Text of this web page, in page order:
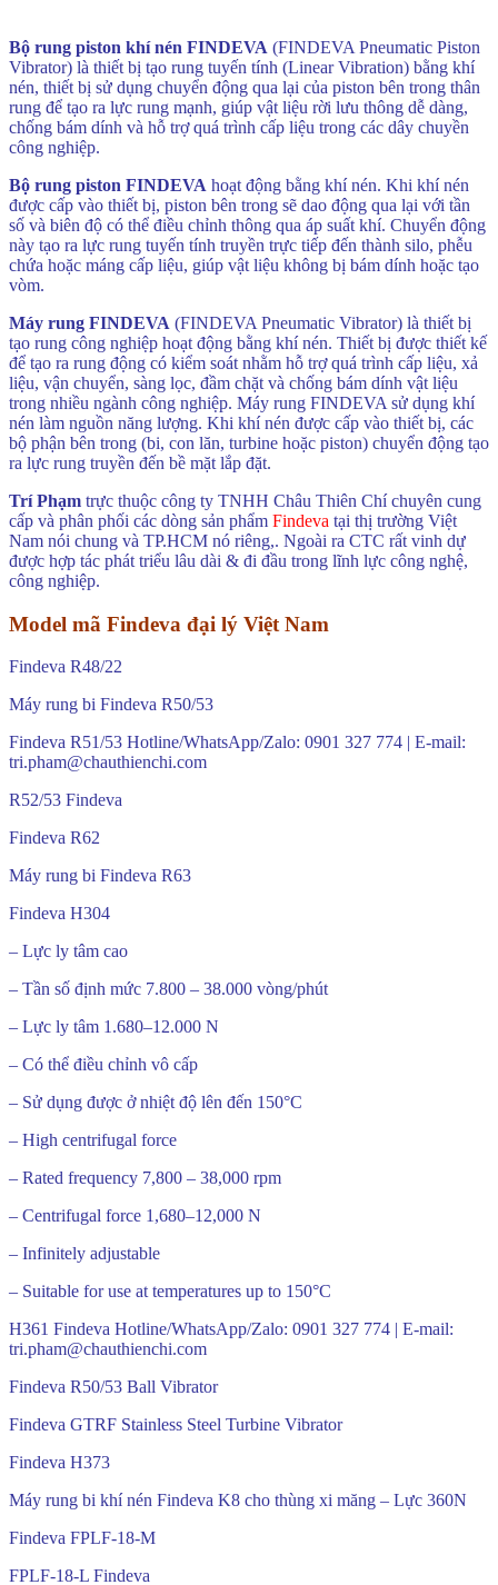
Bộ rung piston khí nén FINDEVA (FINDEVA Pneumatic Piston
Vibrator) là thiết bị tạo rung tuyến tính (Linear Vibration) bằng khí
nén, thiết bị sử dụng chuyển động qua lại của piston bên trong thân
rung để tạo ra lực rung mạnh, giúp vật liệu rời lưu thông dễ dàng,
chống bám dính và hỗ trợ quá trình cấp liệu trong các dây chuyền
công nghiệp.
Bộ rung piston FINDEVA hoạt động bằng khí nén. Khi khí nén
được cấp vào thiết bị, piston bên trong sẽ dao động qua lại với tần
số và biên độ có thể điều chỉnh thông qua áp suất khí. Chuyển động
này tạo ra lực rung tuyến tính truyền trực tiếp đến thành silo, phễu
chứa hoặc máng cấp liệu, giúp vật liệu không bị bám dính hoặc tạo
vòm.
Máy rung FINDEVA (FINDEVA Pneumatic Vibrator) là thiết bị
tạo rung công nghiệp hoạt động bằng khí nén. Thiết bị được thiết kế
để tạo ra rung động có kiểm soát nhằm hỗ trợ quá trình cấp liệu, xả
liệu, vận chuyển, sàng lọc, đầm chặt và chống bám dính vật liệu
trong nhiều ngành công nghiệp. Máy rung FINDEVA sử dụng khí
nén làm nguồn năng lượng. Khi khí nén được cấp vào thiết bị, các
bộ phận bên trong (bi, con lăn, turbine hoặc piston) chuyển động tạo
ra lực rung truyền đến bề mặt lắp đặt.
Trí Phạm trực thuộc công ty TNHH Châu Thiên Chí chuyên cung
cấp và phân phối các dòng sản phẩm Findeva tại thị trường Việt
Nam nói chung và TP.HCM nó riêng,. Ngoài ra CTC rất vinh dự
được hợp tác phát triểu lâu dài & đi đầu trong lĩnh lực công nghệ,
công nghiệp.
Model mã Findeva đại lý Việt Nam
Findeva R48/22
Máy rung bi Findeva R50/53
Findeva R51/53 Hotline/WhatsApp/Zalo: 0901 327 774 | E-mail:
tri.pham@chauthienchi.com
R52/53 Findeva
Findeva R62
Máy rung bi Findeva R63
Findeva H304
– Lực ly tâm cao
– Tần số định mức 7.800 – 38.000 vòng/phút
– Lực ly tâm 1.680–12.000 N
– Có thể điều chỉnh vô cấp
– Sử dụng được ở nhiệt độ lên đến 150°C
– High centrifugal force
– Rated frequency 7,800 – 38,000 rpm
– Centrifugal force 1,680–12,000 N
– Infinitely adjustable
– Suitable for use at temperatures up to 150°C
H361 Findeva Hotline/WhatsApp/Zalo: 0901 327 774 | E-mail:
tri.pham@chauthienchi.com
Findeva R50/53 Ball Vibrator
Findeva GTRF Stainless Steel Turbine Vibrator
Findeva H373
Máy rung bi khí nén Findeva K8 cho thùng xi măng – Lực 360N
Findeva FPLF-18-M
FPLF-18-L Findeva